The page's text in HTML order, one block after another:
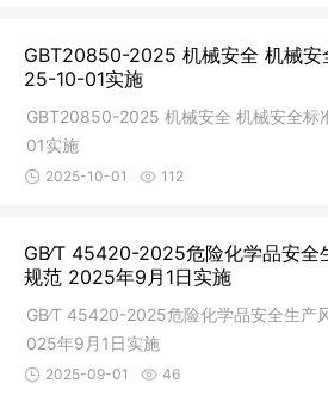
GBT20850-2025 机械安全 机械安
25-10-01实施
GBT20850-2025 机械安全 机械安全
01实施
2025-10-01 112
GB∕T 45420-2025危险化学品安全
规范 2025年9月1日实施
GB∕T 45420-2025危险化学品安全生产
025年9月1日实施
2025-09-01 46